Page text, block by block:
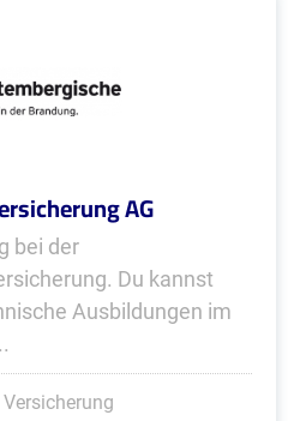
AG
bei der
Du kannst
Ausbildungen im